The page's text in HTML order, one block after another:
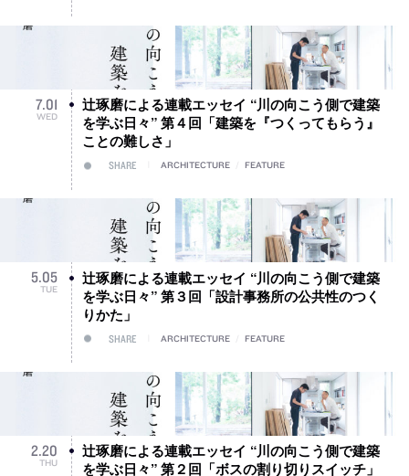
7.01
WED
辻琢磨による連載エッセイ “川の向こう側で建築
を学ぶ日々” 第４回「建築を『つくってもらう』
ことの難しさ」
SHARE ARCHITECTURE FEATURE
5.05
TUE
辻琢磨による連載エッセイ “川の向こう側で建築
を学ぶ日々” 第３回「設計事務所の公共性のつく
りかた」
SHARE ARCHITECTURE FEATURE
2.20
THU
辻琢磨による連載エッセイ “川の向こう側で建築
を学ぶ日々” 第２回「ボスの割り切りスイッチ」